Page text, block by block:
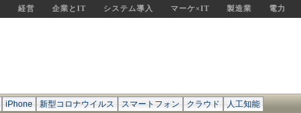
経営 企業とIT システム導入 マーケ×IT 製造業 電力
iPhone 新型コロナウイルス スマートフォン クラウド 人工知能